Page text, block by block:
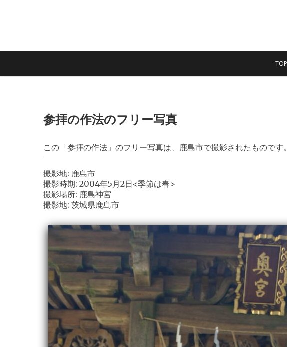
TOP
参拝の作法のフリー写真
この「参拝の作法」のフリー写真は、鹿島市で撮影されたものです。
撮影地: 鹿島市
撮影時期: 2004年5月2日<季節は春>
撮影場所: 鹿島神宮
撮影地: 茨城県鹿島市